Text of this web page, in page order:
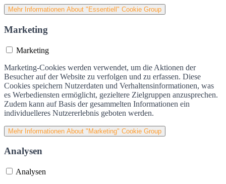
Mehr Informationen About "Essentiell" Cookie Group
Marketing
Marketing
Marketing-Cookies werden verwendet, um die Aktionen der
Besucher auf der Website zu verfolgen und zu erfassen. Diese
Cookies speichern Nutzerdaten und Verhaltensinformationen, was
es Werbediensten ermöglicht, gezieltere Zielgruppen anzusprechen.
Zudem kann auf Basis der gesammelten Informationen ein
individuelleres Nutzererlebnis geboten werden.
Mehr Informationen About "Marketing" Cookie Group
Analysen
Analysen